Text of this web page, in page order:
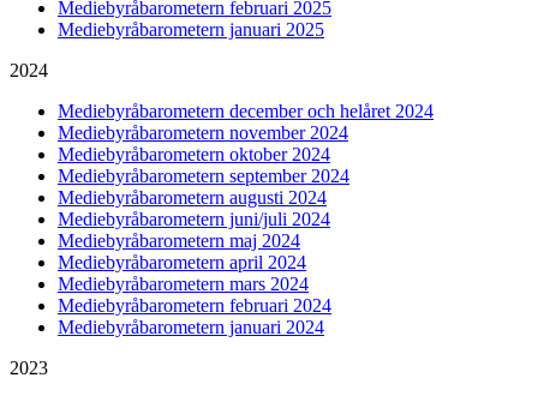
Mediebyråbarometern februari 2025
Mediebyråbarometern januari 2025
2024
Mediebyråbarometern december och helåret 2024
Mediebyråbarometern november 2024
Mediebyråbarometern oktober 2024
Mediebyråbarometern september 2024
Mediebyråbarometern augusti 2024
Mediebyråbarometern juni/juli 2024
Mediebyråbarometern maj 2024
Mediebyråbarometern april 2024
Mediebyråbarometern mars 2024
Mediebyråbarometern februari 2024
Mediebyråbarometern januari 2024
2023